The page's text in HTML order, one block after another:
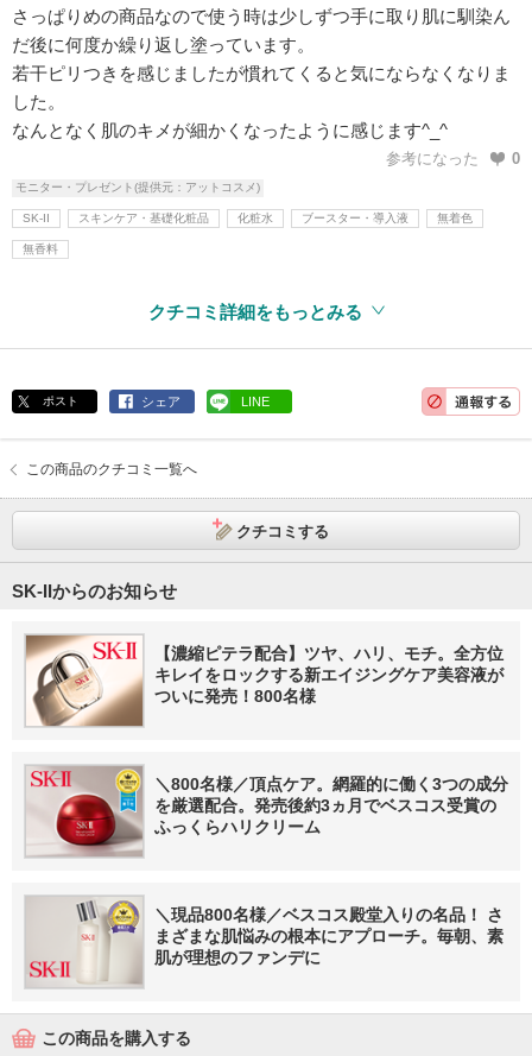
さっぱりめの商品なので使う時は少しずつ手に取り肌に馴染ん
だ後に何度か繰り返し塗っています。
若干ピリつきを感じましたが慣れてくると気にならなくなりま
した。
なんとなく肌のキメが細かくなったように感じます^_^
参考になった 0
モニター・プレゼント(提供元：アットコスメ)
SK-II スキンケア・基礎化粧品 化粧水 ブースター・導入液 無着色
無香料
クチコミ詳細をもっとみる
ポスト シェア LINE
この商品のクチコミ一覧へ
クチコミする
SK-IIからのお知らせ
【濃縮ピテラ配合】ツヤ、ハリ、モチ。全方位
キレイをロックする新エイジングケア美容液が
ついに発売！800名様
＼800名様／頂点ケア。網羅的に働く3つの成分
を厳選配合。発売後約3ヵ月でベスコス受賞の
ふっくらハリクリーム
＼現品800名様／ベスコス殿堂入りの名品！ さ
まざまな肌悩みの根本にアプローチ。毎朝、素
肌が理想のファンデに
この商品を購入する